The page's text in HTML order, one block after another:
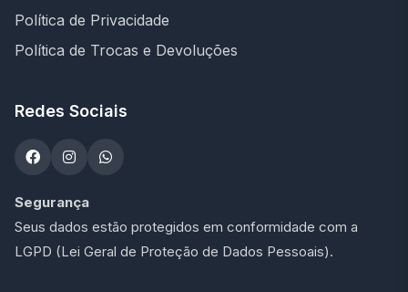
Política de Privacidade
Política de Trocas e Devoluções
Redes Sociais
Segurança
Seus dados estão protegidos em conformidade com a
LGPD (Lei Geral de Proteção de Dados Pessoais).